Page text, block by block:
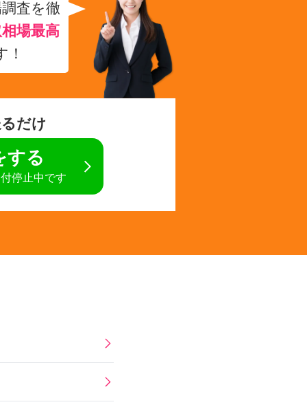
査を徹
場最高
！
だけ
する
停止中です